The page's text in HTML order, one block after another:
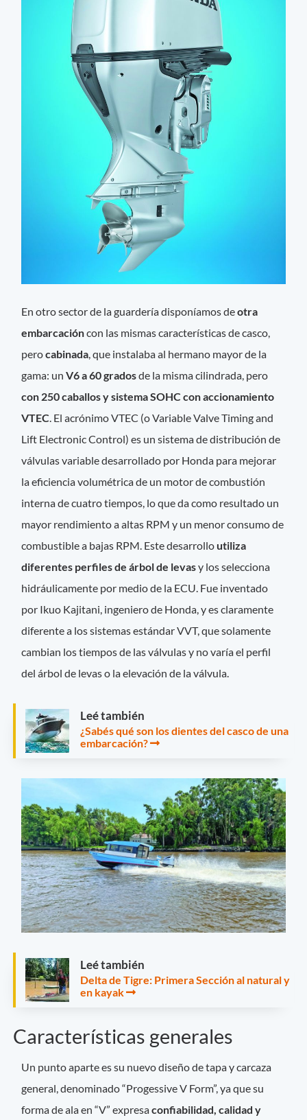
En otro sector de la guardería disponíamos deotra
embarcacióncon las mismas características de casco,
perocabinada , que instalaba al hermano mayor de la
gama: un V6 a 60 gradosde la misma cilindrada, pero
con 250 caballos y sistema SOHC con accionamiento
VTEC . El acrónimo VTEC (o Variable Valve Timing and
Lift Electronic Control) es un sistema de distribución de
válvulas variable desarrollado por Honda para mejorar
la eficiencia volumétrica de un motor de combustión
interna de cuatro tiempos, lo que da como resultado un
mayor rendimiento a altas RPM y un menor consumo de
combustible a bajas RPM. Este desarrollo utiliza
diferentes perfiles de árbol de levasy los selecciona
hidráulicamente por medio de la ECU. Fue inventado
por Ikuo Kajitani, ingeniero de Honda, y es claramente
diferente a los sistemas estándar VVT, que solamente
cambian los tiempos de las válvulas y no varía el perfil
del árbol de levas o la elevación de la válvula.
Leé también
¿Sabés qué son los dientes del casco de una
embarcación?
Leé también
Delta de Tigre: Primera Sección al natural y
en kayak
Características generales
Un punto aparte es su nuevo diseño de tapa y carcaza
general, denominado “Progessive V Form”, ya que su
forma de ala en “V” expresaconfiabilidad, calidad y